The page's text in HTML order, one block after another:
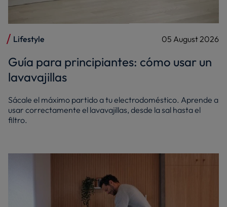
Lifestyle 05 August 2026
Guía para principiantes: cómo usar un
lavavajillas
Sácale el máximo partido a tu electrodoméstico. Aprende a
usar correctamente el lavavajillas, desde la sal hasta el
filtro.